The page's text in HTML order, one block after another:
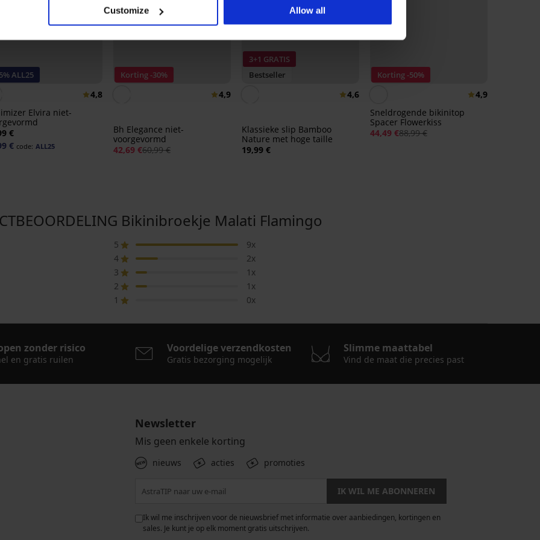
Customize Allow all
ALL25
4,8
Elvira niet-
€
€ code: ALL25
Korting -30%
4,9
Bh Elegance niet-
voorgevormd
42,69 €60,99 €
3+1 GRATIS
Bestseller
4,6
Klassieke slip Bamboo
Nature met hoge taille
19,99 €
Korting -50%
4,9
Sneldrogende bikinitop
Spacer Flowerkiss
44,49 €88,99 €
Bikinibroekje Malati Flamingo
5
9x
4
2x
3
1x
2
1x
1
0x
zonder risico
en gratis ruilen
Voordelige verzendkosten
Gratis bezorging mogelijk
Slimme maattabel
Vind de maat die precies past
Newsletter
Mis geen enkele korting
nieuws acties promoties
IK WIL ME ABONNEREN
Ik wil me inschrijven voor de nieuwsbrief met informatie over aanbiedingen, kortingen en
sales. Je kunt je op elk moment gratis uitschrijven.